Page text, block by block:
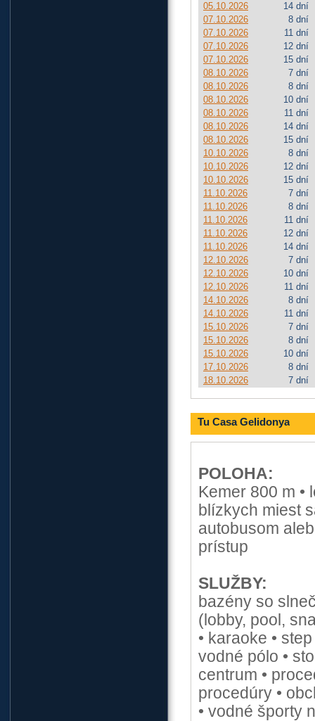
05.10.2026
14 dní
07.10.2026
8 dní
07.10.2026
11 dní
07.10.2026
12 dní
07.10.2026
15 dní
08.10.2026
7 dní
08.10.2026
8 dní
08.10.2026
10 dní
08.10.2026
11 dní
08.10.2026
14 dní
08.10.2026
15 dní
10.10.2026
8 dní
10.10.2026
12 dní
10.10.2026
15 dní
11.10.2026
7 dní
11.10.2026
8 dní
11.10.2026
11 dní
11.10.2026
12 dní
11.10.2026
14 dní
12.10.2026
7 dní
12.10.2026
10 dní
12.10.2026
11 dní
14.10.2026
8 dní
14.10.2026
11 dní
15.10.2026
7 dní
15.10.2026
8 dní
15.10.2026
10 dní
17.10.2026
8 dní
18.10.2026
7 dní
Tu Casa Gelidonya
POLOHA:
Kemer 800 m •
blízkych miest
autobusom
prístup
SLUŽBY:
bazény so
(lobby, pool,
• karaoke •
vodné pólo •
centrum •
procedúry •
• vodné športy